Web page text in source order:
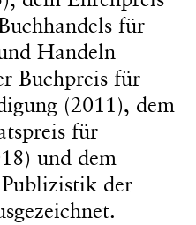
für
Handeln
Buchpreis für
(2011), dem
für
und dem
der